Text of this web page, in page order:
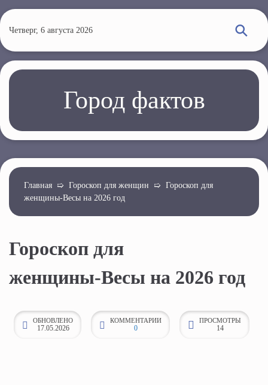
е
р
й
о
н
Четверг, 6 августа 2026
Город фактов
Главная ➯ Гороскоп для женщин ➯ Гороскоп для
женщины‑Весы на 2026 год
Гороскоп для
женщины‑Весы на 2026 год
ОБНОВЛЕНО
17.05.2026
КОММЕНТАРИИ
0
ПРОСМОТРЫ
14